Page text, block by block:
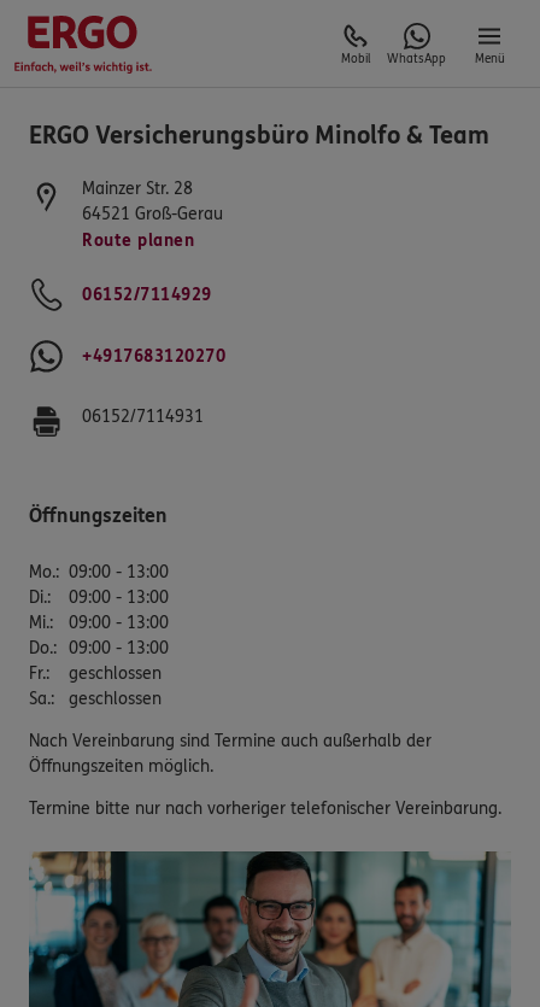
Mobil WhatsApp Menü
ERGO Versicherungsbüro Minolfo & Team
Mainzer Str. 28
64521 Groß-Gerau
Route planen
06152/7114929
+4917683120270
06152/7114931
Öffnungszeiten
Mo.: 09:00 - 13:00
Di.:
09:00 - 13:00
Mi.:
09:00 - 13:00
Do.: 09:00 - 13:00
Fr.:
geschlossen
Sa.: geschlossen
Nach Vereinbarung sind Termine auch außerhalb der
Öffnungszeiten möglich.
Termine bitte nur nach vorheriger telefonischer Vereinbarung.